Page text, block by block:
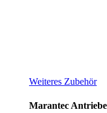
Weiteres Zubehör
Marantec Antriebe